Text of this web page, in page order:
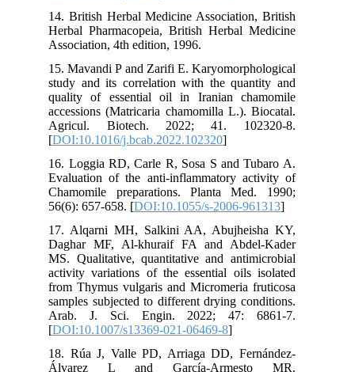
14. British Herbal Medicine Association, British
Herbal Pharmacopeia, British Herbal Medicine
Association, 4th edition, 1996.
15. Mavandi P and Zarifi E. Karyomorphological
study and its correlation with the quantity and
quality of essential oil in Iranian chamomile
accessions (Matricaria chamomilla L.). Biocatal.
Agricul. Biotech. 2022; 41. 102320-8.
[DOI:10.1016/j.bcab.2022.102320
16. Loggia RD, Carle R, Sosa S and Tubaro A.
Evaluation of the anti-inflammatory activity of
Chamomile preparations. Planta Med. 1990;
56(6): 657-658. [DOI:10.1055/s-2006-961313
17. Alqarni MH, Salkini AA, Abujheisha KY,
Daghar MF, Al-khuraif FA and Abdel-Kader
MS. Qualitative, quantitative and antimicrobial
activity variations of the essential oils isolated
from Thymus vulgaris and Micromeria fruticosa
samples subjected to different drying conditions.
Arab. J. Sci. Engin. 2022; 47: 6861-7.
[DOI:10.1007/s13369-021-06469-8
18. Rúa J, Valle PD, Arriaga DD, Fernández-
Álvarez L and García-Armesto MR.